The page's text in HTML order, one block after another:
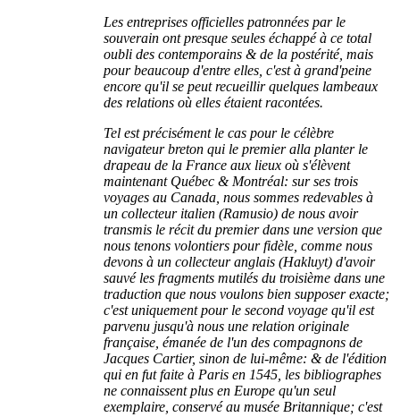
Les entreprises officielles patronnées par le
souverain ont presque seules échappé à ce total
oubli des contemporains & de la postérité, mais
pour beaucoup d'entre elles, c'est à grand'peine
encore qu'il se peut recueillir quelques lambeaux
des relations où elles étaient racontées.
Tel est précisément le cas pour le célèbre
navigateur breton qui le premier alla planter le
drapeau de la France aux lieux où s'élèvent
maintenant Québec & Montréal: sur ses trois
voyages au Canada, nous sommes redevables à
un collecteur italien (Ramusio) de nous avoir
transmis le récit du premier dans une version que
nous tenons volontiers pour fidèle, comme nous
devons à un collecteur anglais (Hakluyt) d'avoir
sauvé les fragments mutilés du troisième dans une
traduction que nous voulons bien supposer exacte;
c'est uniquement pour le second voyage qu'il est
parvenu jusqu'à nous une relation originale
française, émanée de l'un des compagnons de
Jacques Cartier, sinon de lui-même: & de l'édition
qui en fut faite à Paris en 1545, les bibliographes
ne connaissent plus en Europe qu'un seul
exemplaire, conservé au musée Britannique; c'est